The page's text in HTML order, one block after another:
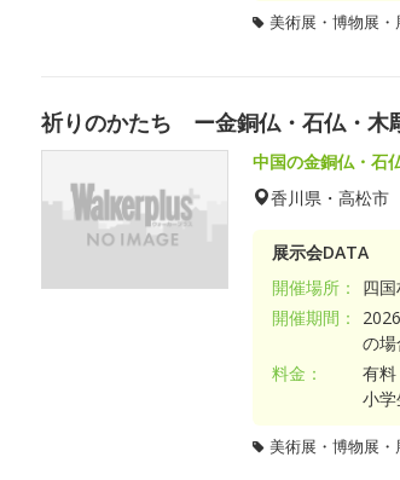
美術展・博物展・
祈りのかたち ー金銅仏・石仏・木
中国の金銅仏・石
香川県・高松市
展示会DATA
開催場所：
四
開催期間：
の場
料金：
有
小
美術展・博物展・